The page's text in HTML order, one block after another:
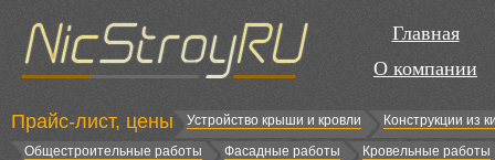
Главная
О компании
Прайс-лист, цены Устройство крыши и кровли
Конструкции из
Общестроительные работы
Фасадные работы Кровельные работы